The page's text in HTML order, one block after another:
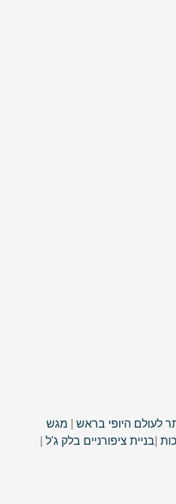
לעולם היופי בראש
מגש
בניית ציפורניים בלק ג'ל